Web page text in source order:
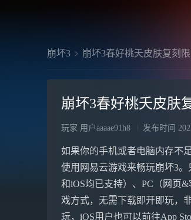
崩坏3 崩坏3春好桃夭皮肤复刻
崩坏3春好桃夭皮肤
玩家 用户aaaae91h8 发布时间
如果你的手机或者电脑内存不
使用网易云游戏来畅玩崩坏3
和iOS均已支持）、PC（网页
戏方式，无需下载即开即玩，
玩，iOS用户也可以前往App